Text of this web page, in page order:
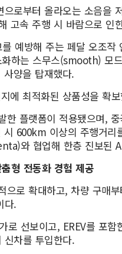
로부터 올라오는 소음을
고속 주행 시 바람으로 인
예방해 주는 페달 오조
하는 스무스(smooth) 모
양을 탑재했다.
에 최적화된 상품성을 확
한 플랫폼이 적용됐으며,
600km 이상의 주행거리
와 협업해 한층 진보된
형 전동화 경험 제공
로 확대하고, 차량 구매
다.
선보이고, EREV를 포함
차를 투입한다.